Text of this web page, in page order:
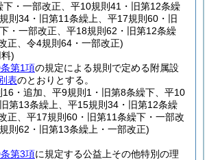
下・一部改正、平10規則41・旧第12条繰
規則34・旧第11条繰上、平17規則60・旧
・一部改正、平18規則62・旧第12条繰
正、令4規則64・一部改正)
)
第1項の規定による規則で定める附属設
表のとおりとする。
・追加、平9規則1・旧第8条繰下、平10
第13条繰上、平15規則34・旧第12条繰
正、平17規則60・旧第11条繰下・一部改
則62・旧第13条繰上・一部改正)
第3項に規定する公益上その他特別の理